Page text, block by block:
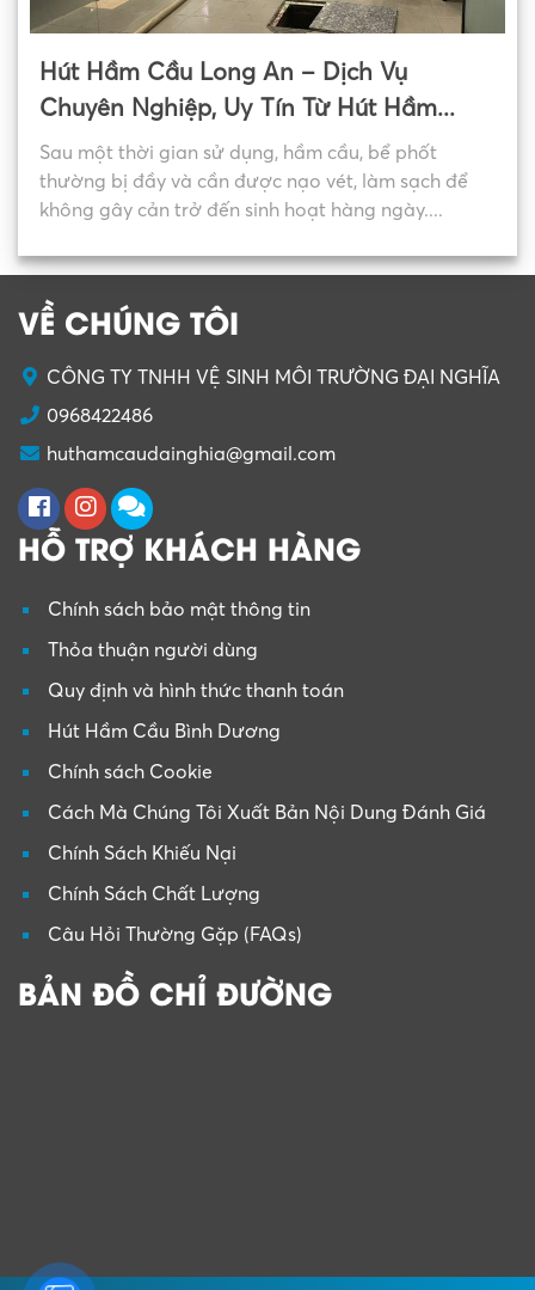
Hút Hầm Cầu Long An – Dịch Vụ
Chuyên Nghiệp, Uy Tín Từ Hút Hầm...
Sau một thời gian sử dụng, hầm cầu, bể phốt
thường bị đầy và cần được nạo vét, làm sạch để
không gây cản trở đến sinh hoạt hàng ngày....
VỀ CHÚNG TÔI
CÔNG TY TNHH VỆ SINH MÔI TRƯỜNG ĐẠI NGHĨA
0968422486
huthamcaudainghia@gmail.com
HỖ TRỢ KHÁCH HÀNG
Chính sách bảo mật thông tin
Thỏa thuận người dùng
Quy định và hình thức thanh toán
Hút Hầm Cầu Bình Dương
Chính sách Cookie
Cách Mà Chúng Tôi Xuất Bản Nội Dung Đánh Giá
Chính Sách Khiếu Nại
Chính Sách Chất Lượng
Câu Hỏi Thường Gặp (FAQs)
BẢN ĐỒ CHỈ ĐƯỜNG